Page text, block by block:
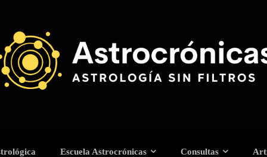
Escuela Astrocrónicas Consultas